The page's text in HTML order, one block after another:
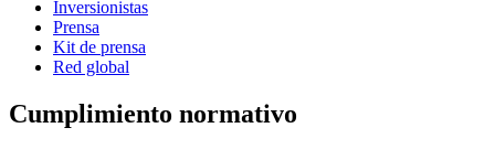
Inversionistas
Prensa
Kit de prensa
Red global
Cumplimiento normativo